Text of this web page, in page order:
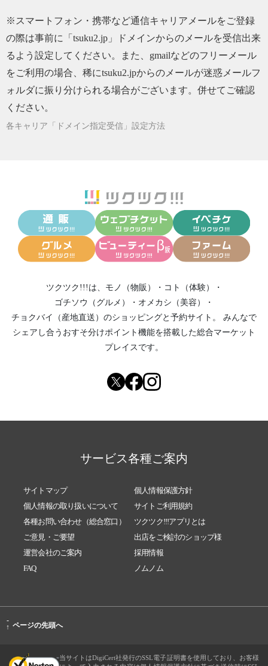
ラインセミナー」のご案内
2026/07/14 「足元から創る未来の健康フェスタ」開催の
ご案内
2026/07/098月9日開催「足元から創る未来の健康フェス
タ」のご案内
2026/07/02
ワークショップ in 福岡・博多」
6月開催 「バランスケアテクノロジー イント
ロダクションセミナー」のご案内
2026/06/126月24日開催『バランスケアテクノロジーオン
ラインセミナー』のご案内
ご案内
2026/06/09
6月開催「バランスケアテクノロジーオンライ
ンセミナー」のご案内
6月11日開催「バランスケアテクノロジーオン
ラインセミナー」のご案内
『足の健康フェスタ』in山口下関 6月7日(日)開
スキルアップワークショップ」ご案内
ラインセミナー」のご案内
ラインセミナー」のご案内
2026/05/185月21日開催｜バランスケアテクノロジー イン
トロダクションセミナー
2026/05/155月21日開催「バランスケアテクノロジーイン
トロダクションセミナー」のご案内
2026/05/12
2026/05/075月開催日変更「バランスケアテクノロジーオ
ャスター養成ワークショップ」in東京品川きゅ
※スマートフォン・携帯など通信キャリアメールをご登録
の際は事前に「tsuku2.jp」ドメインからのメールを受信出来
るよう設定してください。また、gmailなどのフリーメール
をご利用の場合、稀にtsuku2.jpからのメールが迷惑メールフ
ォルダに振り分けられる場合がございます。併せてご確認
ください。
各キャリア「ドメイン指定受信」設定方法
ツクツク!!!は、 モノ（物販） ・ コト（体験）
・
ゴチソウ（グルメ）
・ オメカシ（美容）
・
チョクバイ（産地直送） のショッピングと予約サイト。
みんなで
シェアし合う おすそ分けポイント機能を搭載した総合マーケット
プレイスです。
サービス各種ご案内
サイトマップ
個人情報保護方針
個人情報の取り扱いについて
サイトご利用規約
各種お問い合わせ（総合窓口）
ツクツク!!!アプリとは
ご意見・ご要望
出店をご検討のショップ様
運営会社のご案内
採用情報
FAQ
ノムノム
-
↑ ページの先頭へ
当サイトはDigiCert社発行のSSL電子証明書を使用しており、お客様